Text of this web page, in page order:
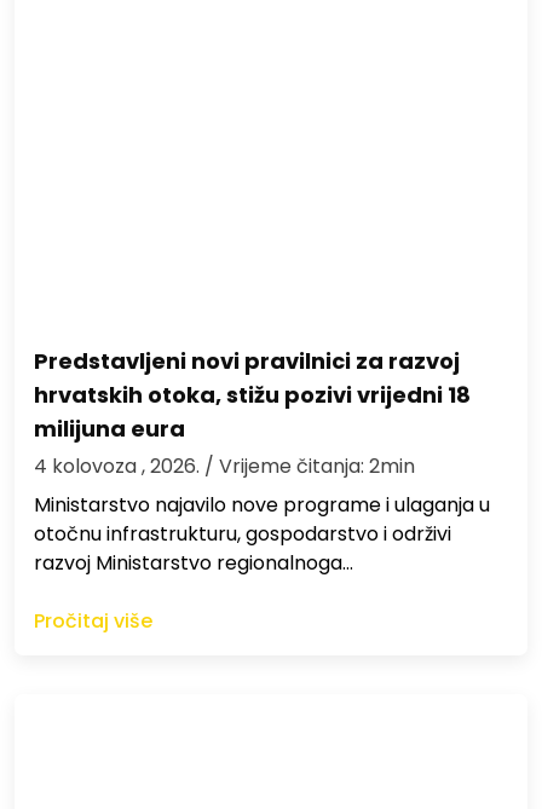
Predstavljeni novi pravilnici za razvoj
hrvatskih otoka, stižu pozivi vrijedni 18
milijuna eura
4 kolovoza , 2026. / Vrijeme čitanja: 2min
Ministarstvo najavilo nove programe i ulaganja u
otočnu infrastrukturu, gospodarstvo i održivi
razvoj Ministarstvo regionalnoga…
Pročitaj više